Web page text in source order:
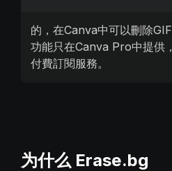
的，在Canva中可以刪除
功能只在Canva Pro中提供
付費訂閱服務。
为什么 Erase.bg